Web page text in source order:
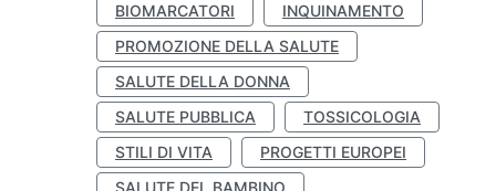
BIOMARCATORI
INQUINAMENTO
PROMOZIONE DELLA SALUTE
SALUTE DELLA DONNA
SALUTE PUBBLICA
TOSSICOLOGIA
STILI DI VITA
PROGETTI EUROPEI
SALUTE DEL BAMBINO